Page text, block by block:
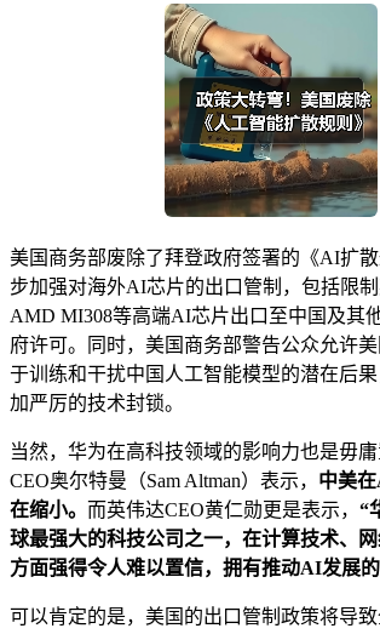
美国商务部废除了拜登政府签署的《AI扩
步加强对海外AI芯片的出口管制，包括限制
AMD MI308等高端AI芯片出口至中国及其
府许可。同时，美国商务部警告公众允许
于训练和干扰中国人工智能模型的潜在后
加严厉的技术封锁。
当然，华为在高科技领域的影响力也是毋
CEO奥尔特曼（Sam Altman）表示， 中美
在缩小。 而英伟达CEO黄仁勋更是表示， “
球最强大的科技公司之一，在计算技术、
方面强得令人难以置信，拥有推动AI发展
可以肯定的是，美国的出口管制政策将导